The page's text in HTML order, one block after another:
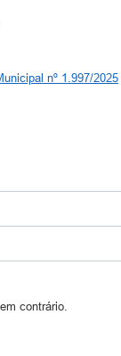
nº 1.997/2025
contrário.